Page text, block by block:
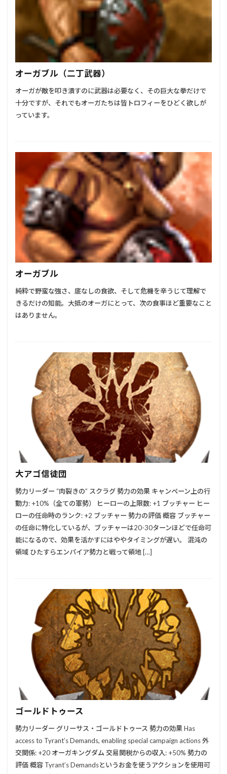
オーガブル（二丁武器）
オーガが敵を叩き潰すのに武器は必要なく、その巨大な拳だけで
十分ですが、それでもオーガたちは皆トロフィーをひどく欲しが
っています。
オーガブル
純粋で野蛮な強さ、底なしの食欲、そして危機を辛うじて理解で
きるだけの知能。大抵のオーガにとって、次の食事ほど重要なこと
はありません。
大アゴ信徒団
勢力リーダー “肉裂きの” スクラグ 勢力の効果 キャンペーン上の行
動力: +10%（全ての軍勢） ヒーローの上限数: +1 ブッチャー ヒー
ローの任命時のランク: +2 ブッチャー 勢力の評価 概容 ブッチャー
の任命に特化しているが、ブッチャーは20-30ターンほどで任命可
能になるので、効果を活かすにはややタイミングが遅い。 混沌の
領域 ひたすらエンパイア勢力と戦って領地 […]
ゴールドトゥース
勢力リーダー グリーサス・ゴールドトゥース 勢力の効果 Has
access to Tyrant’s Demands, enabling special campaign actions 外
交関係: +20 オーガキングダム 交易関税からの収入: +50% 勢力の
評価 概容 Tyrant’s Demandsというお金を使うアクションを使用可